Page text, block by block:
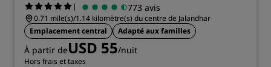
| 773 avis
0.71 mile(s)/1.14 kilomètre(s) du centre de Jalandhar
Emplacement central
Adapté aux familles
À partir deUSD 55/nuit
Hors frais et taxes